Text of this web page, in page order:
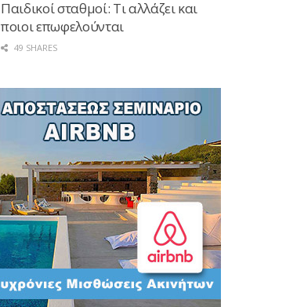
Παιδικοί σταθμοί: Τι αλλάζει και
ποιοι επωφελούνται
49 SHARES